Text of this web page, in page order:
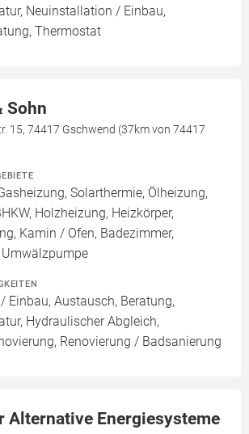
Neuinstallation / Einbau,
Thermostat
Sohn
15, 74417 Gschwend (37km von 74417
Solarthermie, Ölheizung,
Holzheizung, Heizkörper,
Kamin / Ofen, Badezimmer,
Einbau, Austausch, Beratung,
Hydraulischer Abgleich,
Renovierung / Badsanierung
Alternative Energiesysteme